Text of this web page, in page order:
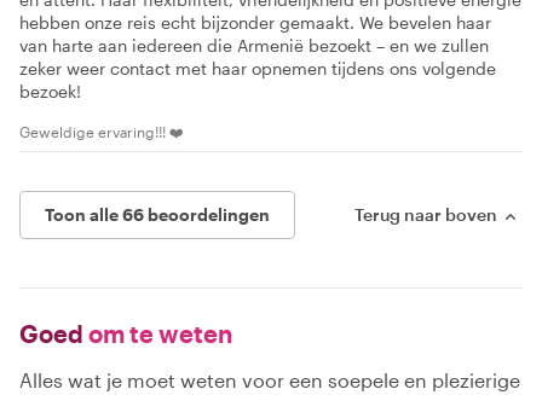
hebben onze reis echt bijzonder gemaakt. We bevelen haar
van harte aan iedereen die Armenië bezoekt – en we zullen
zeker weer contact met haar opnemen tijdens ons volgende
bezoek!
Geweldige ervaring!!! ❤️
Toon alle 66 beoordelingen Terug naar boven
Goed om te weten
Alles wat je moet weten voor een soepele en plezierige